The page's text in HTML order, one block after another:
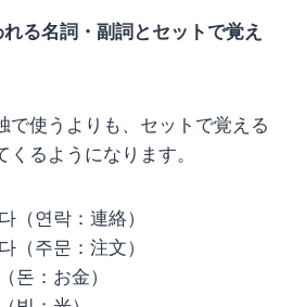
る名詞・副詞とセットで覚え
で使うよりも、セットで覚える
くるようになります。
（연락：連絡）
（주문：注文）
돈：お金）